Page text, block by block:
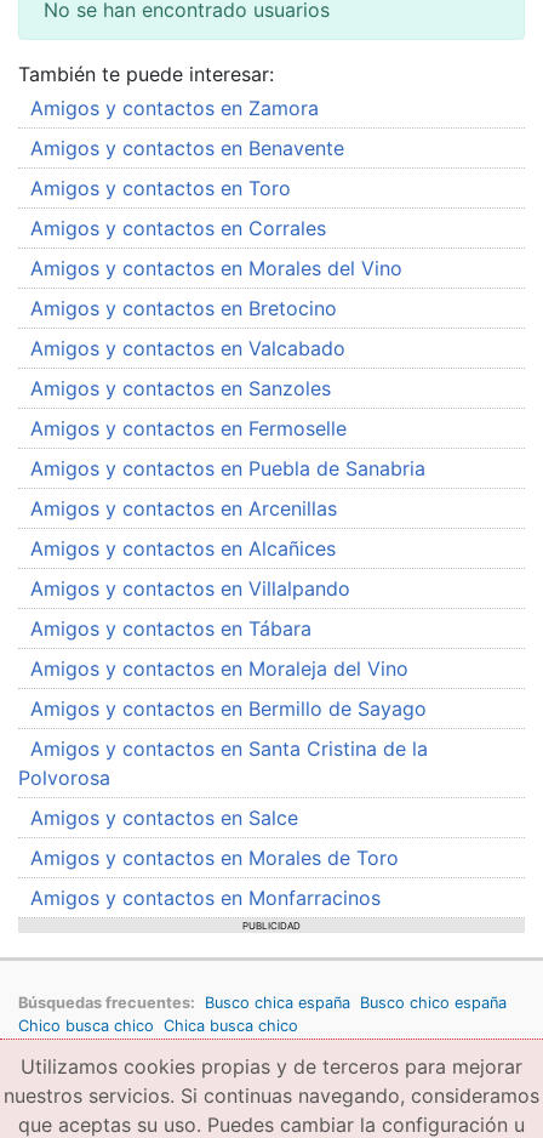
No se han encontrado usuarios
También te puede interesar:
Amigos y contactos en Zamora
Amigos y contactos en Benavente
Amigos y contactos en Toro
Amigos y contactos en Corrales
Amigos y contactos en Morales del Vino
Amigos y contactos en Bretocino
Amigos y contactos en Valcabado
Amigos y contactos en Sanzoles
Amigos y contactos en Fermoselle
Amigos y contactos en Puebla de Sanabria
Amigos y contactos en Arcenillas
Amigos y contactos en Alcañices
Amigos y contactos en Villalpando
Amigos y contactos en Tábara
Amigos y contactos en Moraleja del Vino
Amigos y contactos en Bermillo de Sayago
Amigos y contactos en Santa Cristina de la
Polvorosa
Amigos y contactos en Salce
Amigos y contactos en Morales de Toro
Amigos y contactos en Monfarracinos
PUBLICIDAD
Búsquedas frecuentes: Busco chica españa Busco chico españa
Chico busca chico Chica busca chico
Copyright © 2026 amigae.com Condiciones generales de uso
Política de privacidad
Copyright
Utilizamos cookies propias y de terceros para mejorar
nuestros servicios. Si continuas navegando, consideramos
que aceptas su uso. Puedes cambiar la configuración u